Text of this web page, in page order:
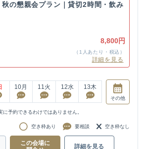
秋の懇親会プラン｜貸切2時間・飲み
8,800円
（1人あたり・税込）
詳細を見る
10月 11火 12水 13木
その他
予約できるわけではありません。
空き枠あり 要相談 空き枠なし
この会場に
詳細を見る